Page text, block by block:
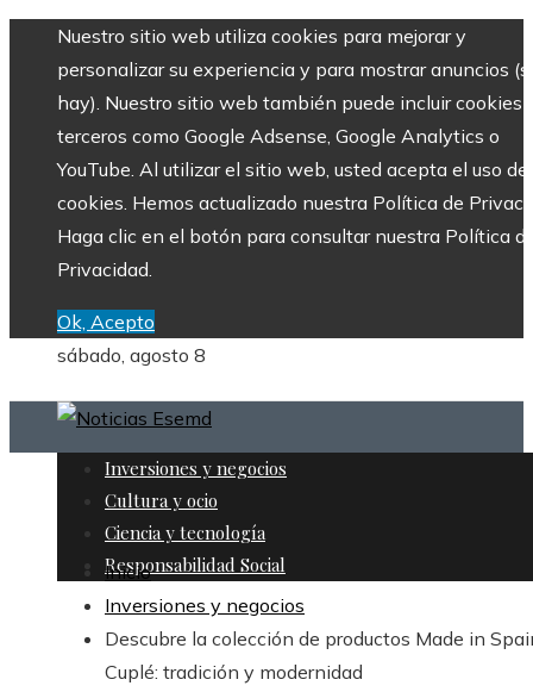
Nuestro sitio web utiliza cookies para mejorar y
personalizar su experiencia y para mostrar anuncios
hay). Nuestro sitio web también puede incluir cookies
terceros como Google Adsense, Google Analytics o
YouTube. Al utilizar el sitio web, usted acepta el uso de
cookies. Hemos actualizado nuestra Política de
Haga clic en el botón para consultar nuestra Política
Privacidad.
Ok, Acepto
sábado, agosto 8
Inversiones y negocios
Cultura y ocio
Ciencia y tecnología
Responsabilidad Social
Inicio
Inversiones y negocios
Descubre la colección de productos Made in
Cuplé: tradición y modernidad